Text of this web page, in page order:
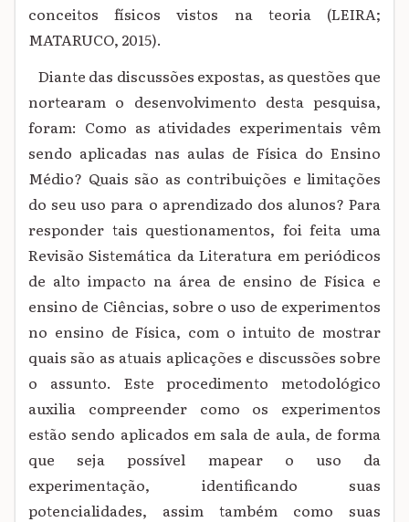
conceitos físicos vistos na teoria (LEIRA;
MATARUCO, 2015).
Diante das discussões expostas, as questões que
nortearam o desenvolvimento desta pesquisa,
foram: Como as atividades experimentais vêm
sendo aplicadas nas aulas de Física do Ensino
Médio? Quais são as contribuições e limitações
do seu uso para o aprendizado dos alunos? Para
responder tais questionamentos, foi feita uma
Revisão Sistemática da Literatura em periódicos
de alto impacto na área de ensino de Física e
ensino de Ciências, sobre o uso de experimentos
no ensino de Física, com o intuito de mostrar
quais são as atuais aplicações e discussões sobre
o assunto. Este procedimento metodológico
auxilia compreender como os experimentos
estão sendo aplicados em sala de aula, de forma
que seja possível mapear o uso da
experimentação, identificando suas
potencialidades, assim também como suas